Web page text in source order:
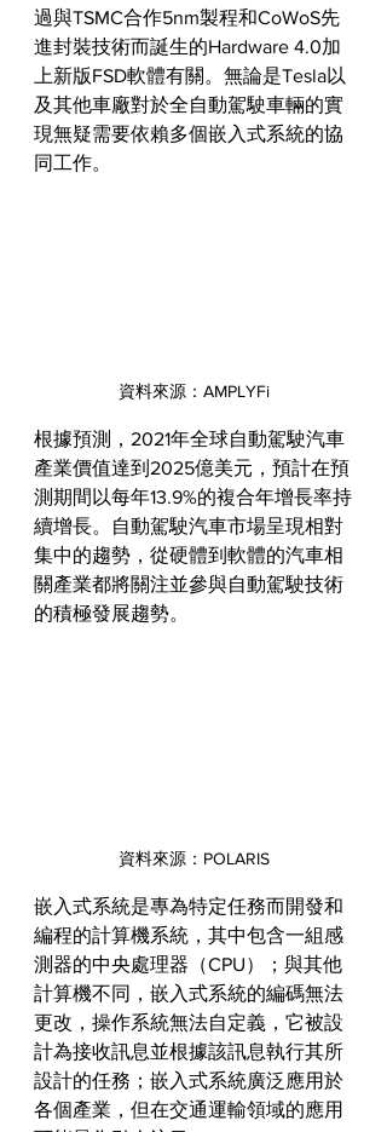
過與TSMC合作5nm製程和CoWoS先
進封裝技術而誕生的Hardware 4.0加
上新版FSD軟體有關。無論是Tesla以
及其他車廠對於全自動駕駛車輛的實
現無疑需要依賴多個嵌入式系統的協
同工作。
資料來源：AMPLYFi
根據預測，2021年全球自動駕駛汽車
產業價值達到2025億美元，預計在預
測期間以每年13.9%的複合年增長率持
續增長。自動駕駛汽車市場呈現相對
集中的趨勢，從硬體到軟體的汽車相
關產業都將關注並參與自動駕駛技術
的積極發展趨勢。
資料來源：POLARIS
嵌入式系統是專為特定任務而開發和
編程的計算機系統，其中包含一組感
測器的中央處理器（CPU）；與其他
計算機不同，嵌入式系統的編碼無法
更改，操作系統無法自定義，它被設
計為接收訊息並根據該訊息執行其所
設計的任務；嵌入式系統廣泛應用於
各個產業，但在交通運輸領域的應用